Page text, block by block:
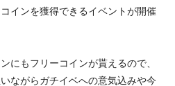
インを獲得できるイベントが開催
にもフリーコインが貰えるので、
ながらガチイベへの意気込みや今